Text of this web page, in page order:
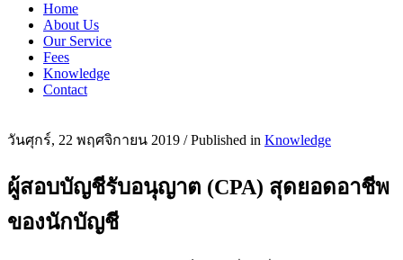
Home
About Us
Our Service
Fees
Knowledge
Contact
วันศุกร์, 22 พฤศจิกายน 2019 /Published in Knowledge
ผู้สอบบัญชีรับอนุญาต (CPA) สุดยอดอาชีพ
ของนักบัญชี